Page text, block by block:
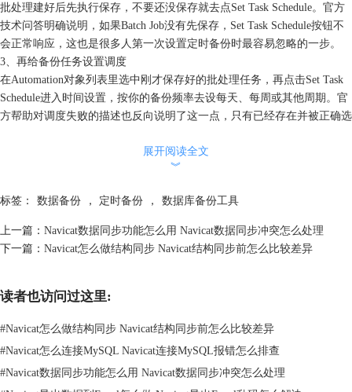
批处理建好后先执行保存，不要还没保存就去点Set Task Schedule。官方
技术问答明确说明，如果Batch Job没有先保存，Set Task Schedule按钮不
会正常响应，这也是很多人第一次设置定时备份时最容易忽略的一步。
3、再给备份任务设置调度
在Automation对象列表里选中刚才保存好的批处理任务，再点击Set Task
Schedule进入时间设置，按你的备份频率去设每天、每周或其他周期。官
方帮助对调度失败的描述也反向说明了这一点，只有已经存在并被正确选
定时任务要稳定执行，连接密码必须先在Connection窗口里保存。官方
存，schedule都可能无法成功运行。
5、需要邮件通知时在批处理里顺手配置附件和通知
如果你希望备份完成后自动发邮件，把导出的备份文件附到邮件里，官方
6、设置完成后先做一次小样本验证
证，确认备份文件能生成、路径正确、邮件能收到，再改回正式周期。这
样能在最早阶段把“任务建错了”和“调度不执行”分开。
二、Navicat定时备份失败怎么排查
备份失败不要一上来就重建任务，更稳的排查顺序是先看密码和账号，再
展开阅读全文
︾
标签： 数据备份 ， 定时备份 ， 数据库备份工具
上一篇： Navicat数据同步功能怎么用 Navicat数据同步冲突怎么处理
下一篇： Navicat怎么做结构同步 Navicat结构同步前怎么比较差异
读者也访问过这里:
#Navicat怎么做结构同步 Navicat结构同步前怎么比较差异
#Navicat怎么连接MySQL Navicat连接MySQL报错怎么排查
#Navicat数据同步功能怎么用 Navicat数据同步冲突怎么处理